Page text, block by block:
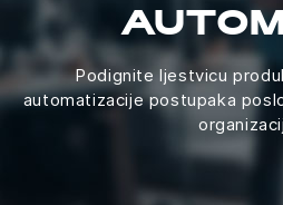
Podignite ljestvicu
automatizacije postupaka